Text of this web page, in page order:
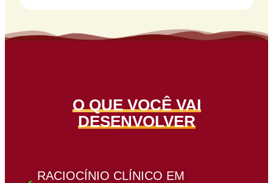
O QUE VOCÊ VAI
DESENVOLVER
RACIOCÍNIO CLÍNICO EM